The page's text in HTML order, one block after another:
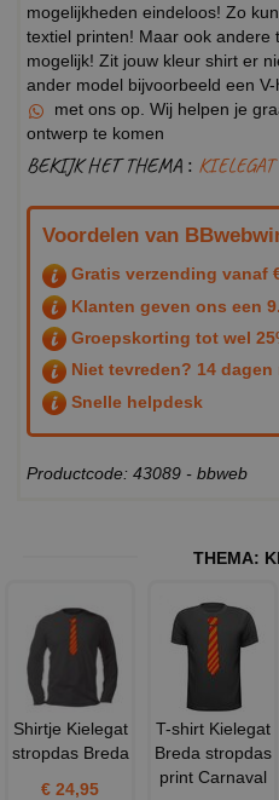
mogelijkheden eindeloos! Zo
textiel printen! Maar ook andere
mogelijk! Zit jouw kleur shirt er
ander model bijvoorbeeld een
met ons op. Wij helpen je
ontwerp te komen
BEKIJK HET THEMA : KIELEGAT
Voordelen van
Gratis verzending vanaf
Klanten geven ons een
Groepskorting tot wel
Niet tevreden? 14
Snelle helpdesk
Productcode: 43089 - bbweb
THEMA:
Shirtje Kielegat
stropdas Breda
€ 24,95
T-shirt Kielegat
Breda stropdas
print Carnaval